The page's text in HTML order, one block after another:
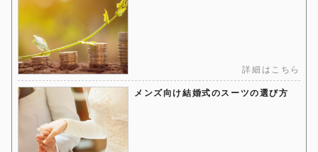
詳細はこちら
メンズ向け結婚式のスーツの選び方